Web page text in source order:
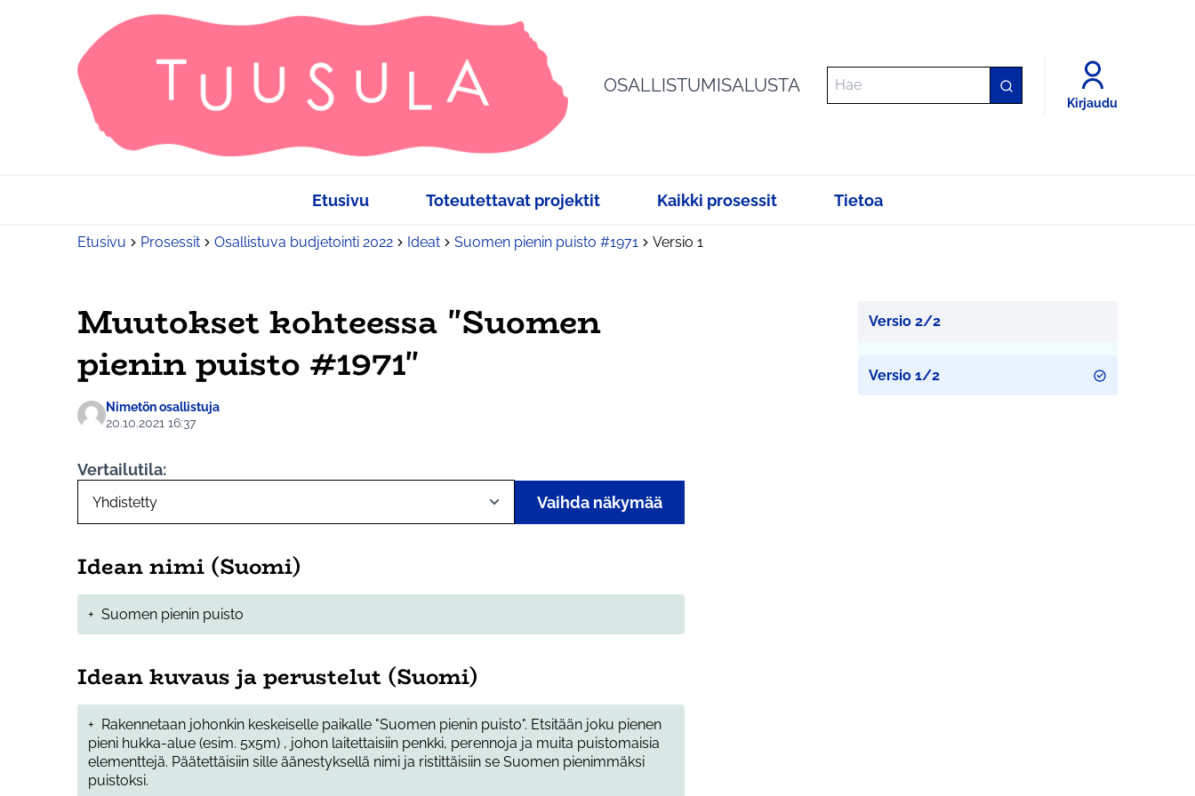
OSALLISTUMISALUSTA
Kirjaudu
Etusivu Toteutettavat projektit Kaikki prosessit Tietoa
Etusivu Prosessit Osallistuva budjetointi 2022 Ideat Suomen pienin puisto #1971 Versio 1
Muutokset kohteessa "Suomen
pienin puisto #1971"
Nimetön osallistuja
20.10.2021 16:37
Vertailutila:
Vaihda näkymää
Idean nimi (Suomi)
+ Suomen pienin puisto
Idean kuvaus ja perustelut (Suomi)
+ Rakennetaan johonkin keskeiselle paikalle "Suomen pienin puisto". Etsitään joku pienen
pieni hukka-alue (esim. 5x5m) , johon laitettaisiin penkki, perennoja ja muita puistomaisia
elementtejä. Päätettäisiin sille äänestyksellä nimi ja ristittäisiin se Suomen pienimmäksi
puistoksi.
Versio 2/2
Versio 1/2